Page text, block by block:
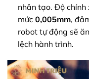
nhân tạo. Độ chính
mức 0,005mm,
robot tự động sẽ
lệch hành trình.